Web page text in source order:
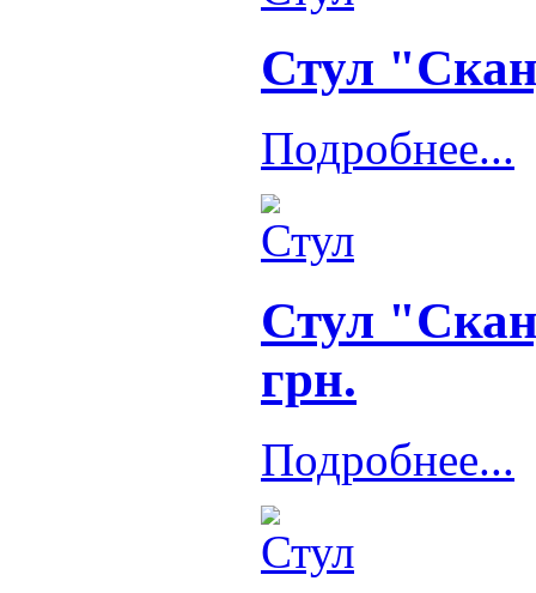
Стул
Подробнее...
Стул
грн.
Подробнее...